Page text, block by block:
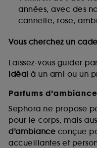
années, avec des
cannelle, rose,
Vous cherchez un
Laissez-vous guider
idéal à un ami ou un
Parfums
Sephora ne propose
pour le corps, mais
d’ambiance conçue
accueillantes et